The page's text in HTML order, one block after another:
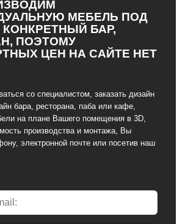
МЕБЕЛЬ ПОД
БАР,
ПОЭТОМУ
ЦЕН НА САЙТЕ НЕТ
со специалистом, заказать дизайн
бара, ресторана, паба или кафе,
на плане Вашего помещения в 3D,
производства и монтажа, Вы
электронной почте или посетив наш